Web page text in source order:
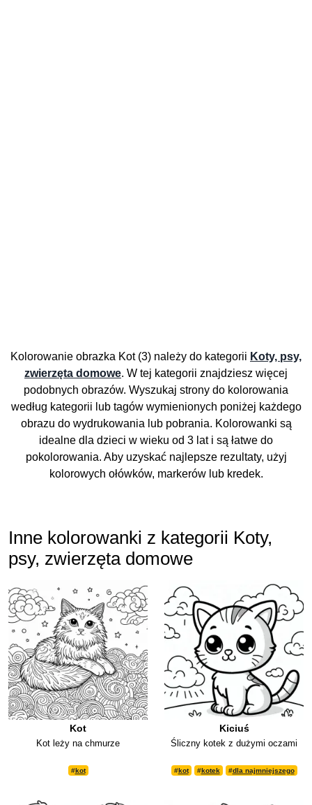
Kolorowanie obrazka Kot (3) należy do kategorii Koty, psy,
zwierzęta domowe. W tej kategorii znajdziesz więcej
podobnych obrazów. Wyszukaj strony do kolorowania
według kategorii lub tagów wymienionych poniżej każdego
obrazu do wydrukowania lub pobrania. Kolorowanki są
idealne dla dzieci w wieku od 3 lat i są łatwe do
pokolorowania. Aby uzyskać najlepsze rezultaty, użyj
kolorowych ołówków, markerów lub kredek.
Inne kolorowanki z kategorii Koty,
psy, zwierzęta domowe
Kot
Kot leży na chmurze
#kot
Kiciuś
Śliczny kotek z dużymi oczami
#kot #kotek #dla najmniejszego